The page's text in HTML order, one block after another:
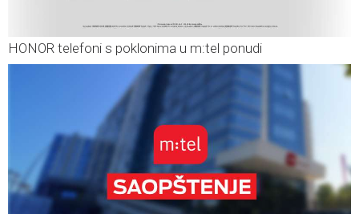
HONOR telefoni s poklonima u m:tel ponudi